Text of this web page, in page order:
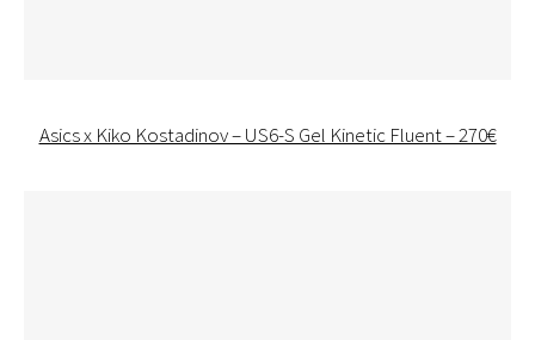
Asics x Kiko Kostadinov – US6-S Gel Kinetic Fluent – 270€